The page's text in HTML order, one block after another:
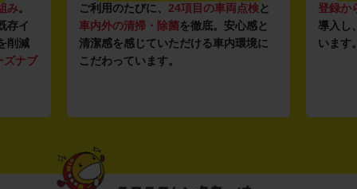
み。
存イ
削減
ズナブ
ご利用のたびに、 24項目の車両点検と
車内外の清掃・除菌を徹底。安心感と
清潔感を感じていただける車内環境に
こだわっています。
登録か
導入し
います